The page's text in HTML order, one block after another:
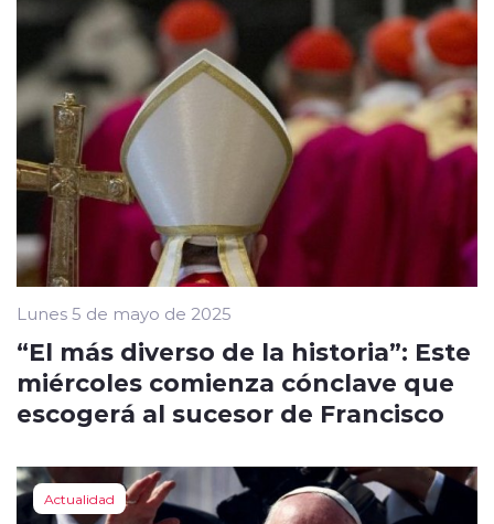
Lunes 5 de mayo de 2025
“El más diverso de la historia”: Este
miércoles comienza cónclave que
escogerá al sucesor de Francisco
Actualidad